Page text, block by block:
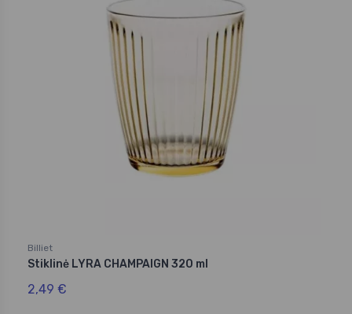
Billiet
Stiklinė LYRA CHAMPAIGN 320 ml
2,49 €